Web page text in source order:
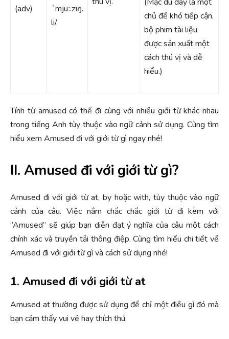
(adv)
ˈmjuː.zɪŋ.
li/
chủ đề khó tiếp cận,
bộ phim tài liệu
được sản xuất một
cách thú vị và dễ
hiểu.)
Tính từ amused có thể đi cùng với nhiều giới từ khác nhau
trong tiếng Anh tùy thuộc vào ngữ cảnh sử dụng. Cùng tìm
hiểu xem Amused đi với giới từ gì ngay nhé!
II. Amused đi với giới từ gì?
Amused đi với giới từ at, by hoặc with, tùy thuộc vào ngữ
cảnh của câu. Việc nắm chắc chắc giới từ đi kèm với
“Amused” sẽ giúp bạn diễn đạt ý nghĩa của câu một cách
chính xác và truyền tải thông điệp. Cùng tìm hiểu chi tiết về
Amused đi với giới từ gì và cách sử dụng nhé!
1. Amused đi với giới từ at
Amused at thường được sử dụng để chỉ một điều gì đó mà
bạn cảm thấy vui vẻ hay thích thú.